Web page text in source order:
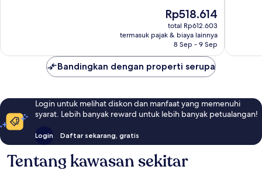
Harga
sekarang
Rp518.614
Rp518.614
total Rp612.603
termasuk pajak & biaya lainnya
8 Sep - 9 Sep
Bandingkan dengan properti serupa
Login untuk melihat diskon dan manfaat yang memenuhi
syarat. Lebih banyak reward untuk lebih banyak petualangan!
Login Daftar sekarang, gratis
Tentang kawasan sekitar